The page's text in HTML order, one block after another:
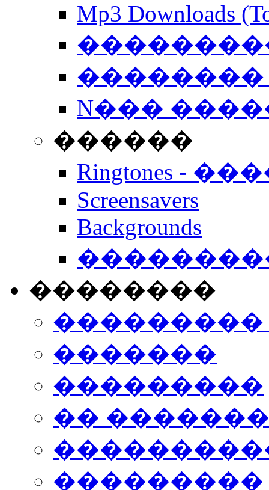
Mp3 Downloads
��������
N���
������
Ringtones -
Screensavers
Backgrounds
��������
���������
�������
���������
��
���������